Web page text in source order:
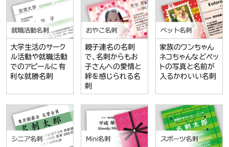
大学生活のサーク
ル活動や就職活動
でのアピールに有
利な就勝名刺
親子連名の名刺
で、名刺からもお
子さんへの愛情と
絆を感じられる名
刺
家族のワンちゃん
ネコちゃんなどペッ
トの写真と名前が
入るかわいい名刺